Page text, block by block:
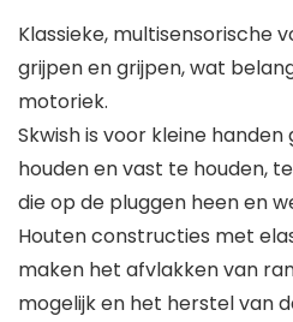
Klassieke, multisensorische
grijpen en grijpen, wat
motoriek.
Skwish is voor kleine
houden en vast te houden,
die op de pluggen heen en
Houten constructies met
maken het afvlakken van
mogelijk en het herstel van